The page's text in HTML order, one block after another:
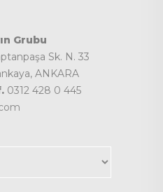
Grubu
Sk. N. 33
ANKARA
0312 428 0 445